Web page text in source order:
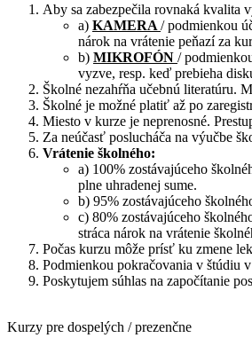
Aby sa zabezpečila rovnaká kvalita
a) KAMERA / podmienkou
nárok na vrátenie peňazí za
b) MIKROFÓN /
vyzve, resp. keď prebieha
Školné nezahŕňa učebnú literatúru.
Školné je možné platiť až po
Miesto v kurze je neprenosné.
Za neúčasť poslucháča na výučbe
Vrátenie školného:
a) 100% zostávajúceho
plne uhradenej sume.
b) 95% zostávajúceho
c) 80% zostávajúceho
stráca nárok na vrátenie
Počas kurzu môže prísť ku zmene
Podmienkou pokračovania v štúdiu
Poskytujem súhlas na započítanie
Kurzy pre dospelých / prezenčne